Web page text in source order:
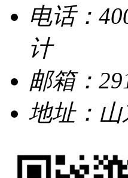
电话：
计
邮箱：
地址：